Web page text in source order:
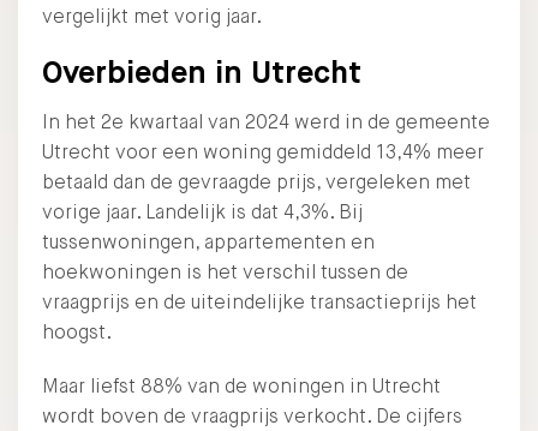
vergelijkt met vorig jaar.
Overbieden in Utrecht
In het 2e kwartaal van 2024 werd in de gemeente
Utrecht voor een woning gemiddeld 13,4% meer
betaald dan de gevraagde prijs, vergeleken met
vorige jaar. Landelijk is dat 4,3%. Bij
tussenwoningen, appartementen en
hoekwoningen is het verschil tussen de
vraagprijs en de uiteindelijke transactieprijs het
hoogst.
Maar liefst 88% van de woningen in Utrecht
wordt boven de vraagprijs verkocht. De cijfers